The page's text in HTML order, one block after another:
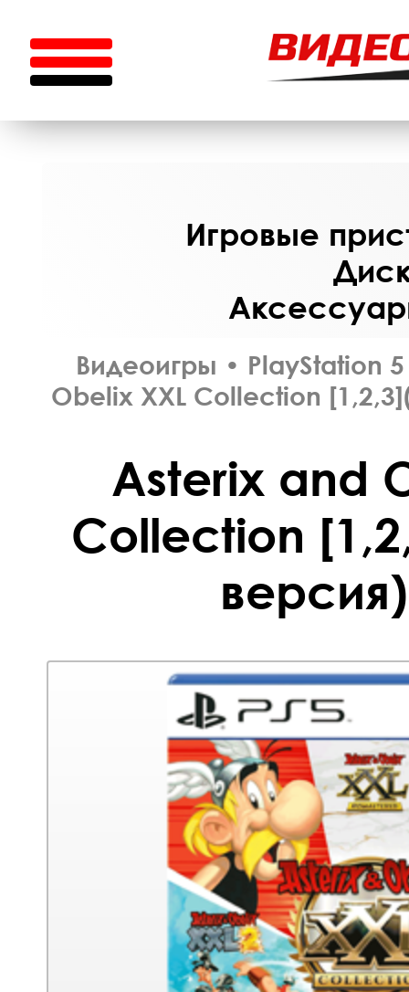
Игровые
Видеоигры • PlayStation 5
Obelix XXL Collection
Asterix and
Collection